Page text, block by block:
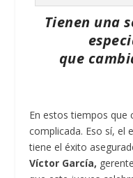
Tienen una
que
En estos tiempos que
complicada. Eso sí, el
tiene el éxito
Víctor García,